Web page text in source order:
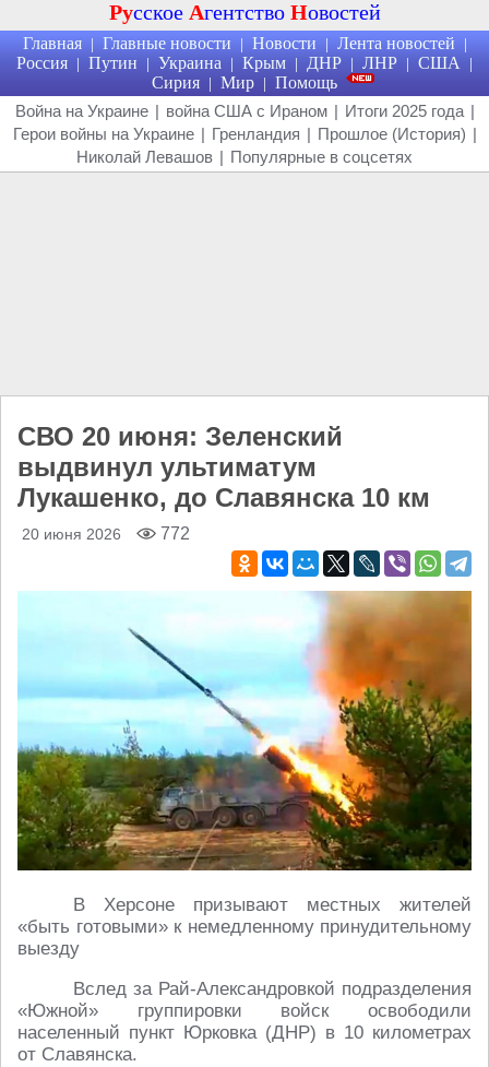
Русское Агентство Новостей
Главная | Главные новости | Новости | Лента новостей |
Россия | Путин | Украина | Крым | ДНР | ЛНР | США |
Сирия | Мир | Помощь
Война на Украине | война США с Ираном | Итоги 2025 года |
Герои войны на Украине | Гренландия | Прошлое (История) |
Николай Левашов | Популярные в соцсетях
СВО 20 июня: Зеленский
выдвинул ультиматум
Лукашенко, до Славянска 10 км
20 июня 2026 772
В Херсоне призывают местных жителей
«быть готовыми» к немедленному принудительному
выезду
Вслед за Рай-Александровкой подразделения
«Южной» группировки войск освободили
населенный пункт Юрковка (ДНР) в 10 километрах
от Славянска.